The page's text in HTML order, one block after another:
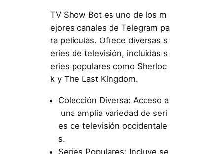
TV Show Bot es uno de los m
ejores canales de Telegram pa
ra películas. Ofrece diversas s
eries de televisión, incluidas s
eries populares como Sherloc
k y The Last Kingdom.
Colección Diversa: Acceso a
una amplia variedad de seri
es de televisión occidentale
s.
Series Populares: Incluye se